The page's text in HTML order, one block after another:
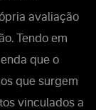
avaliação
Tendo em
que o
que surgem
vinculados a